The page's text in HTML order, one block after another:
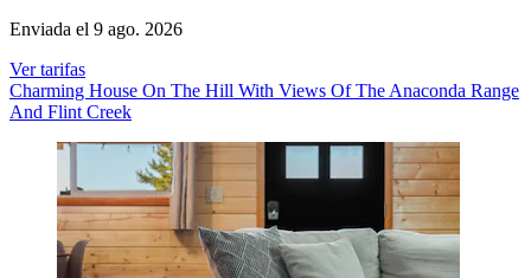
Enviada el 9 ago. 2026
Ver tarifas
Charming House On The Hill With Views Of The Anaconda Range
And Flint Creek